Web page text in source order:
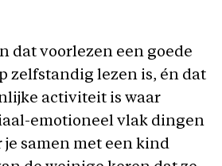
dat voorlezen een goede
zelfstandig lezen is, én dat
activiteit is waar
emotioneel vlak dingen
je samen met een kind